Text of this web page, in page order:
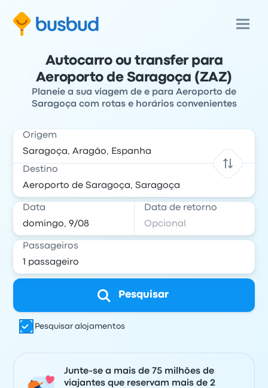
Autocarro ou transfer para
Aeroporto de Saragoça (ZAZ)
Planeie a sua viagem de e para Aeroporto de
Saragoça com rotas e horários convenientes
Origem
Destino
Data Data de retorno
Passageiros
Pesquisar
Pesquisar alojamentos
Junte-se a mais de 75 milhões de
viajantes que reservam mais de 2